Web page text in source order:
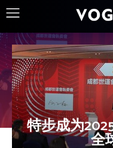
特步成为
全